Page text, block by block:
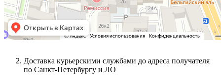
Доставка курьерскими службами до адреса получателя
по Санкт-Петербургу и ЛО